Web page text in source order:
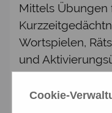
Mittels Übungen
Wortspielen,
und
Gedächtnis in
immer wieder
Cookie-